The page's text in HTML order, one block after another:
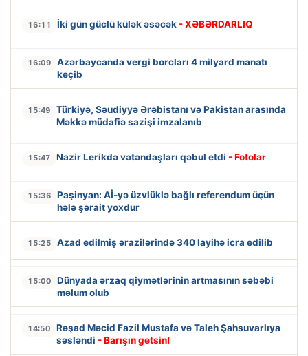
16:11 İki gün güclü külək əsəcək - XƏBƏRDARLIQ
16:09
Azərbaycanda vergi borcları 4 milyard manatı
keçib
15:49
Türkiyə, Səudiyyə Ərəbistanı və Pakistan arasında
Məkkə müdafiə sazişi imzalanıb
15:47 Nazir Lerikdə vətəndaşları qəbul etdi - Fotolar
15:36
Paşinyan: Aİ-yə üzvlüklə bağlı referendum üçün
hələ şərait yoxdur
15:25 Azad edilmiş ərazilərində 340 layihə icra edilib
15:00
Dünyada ərzaq qiymətlərinin artmasının səbəbi
məlum olub
14:50
Rəşad Məcid Fazil Mustafa və Taleh Şahsuvarlıya
səsləndi - Barışın getsin!